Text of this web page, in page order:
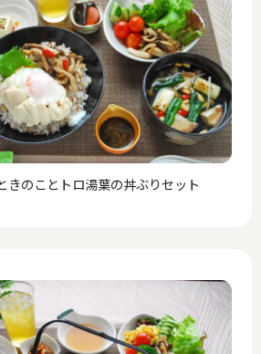
きのことトロ湯葉の丼ぶりセット